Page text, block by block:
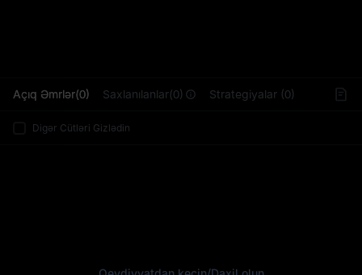
Açıq Əmrlər(0) Saxlanılanlar(0) Strategiyalar (0)
Digər Cütləri Gizlədin